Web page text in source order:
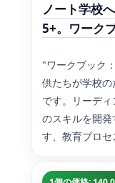
ノート学校
5+。ワーク
"ワークブック
供たちが学校
です。リーデ
のスキルを開
す、教育プロセ